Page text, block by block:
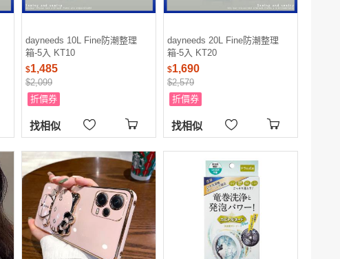
dayneeds 10L Fine防潮整理
箱-5入 KT10
$1,485
$2,099
折價券
找相似
dayneeds 20L Fine防潮整理
箱-5入 KT20
$1,690
$2,579
折價券
找相似